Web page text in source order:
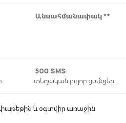
Անսահմանափակ **
500 SMS
տեղական բոլոր ցանցեր
փաթեթին և օգտվիր առաջին